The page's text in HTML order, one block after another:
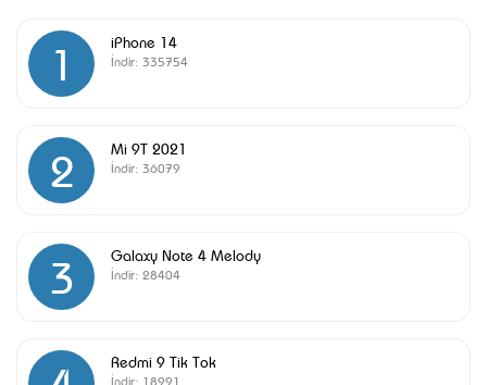
1 iPhone 14
İndir: 335754
2 Mi 9T 2021
İndir: 36079
3 Galaxy Note 4 Melody
İndir: 28404
Redmi 9 Tik Tok
İndir: 18991